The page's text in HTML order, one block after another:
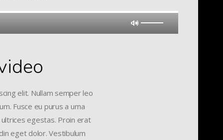
elit. Nullam semper leo
Fusce eu purus a urna
ultrices egestas. Proin erat
eget dolor. Vestibulum